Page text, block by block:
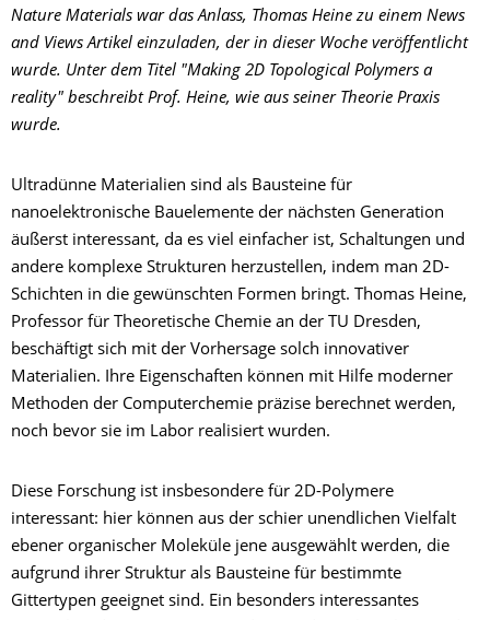
Nature Materials war das Anlass, Thomas Heine zu einem News
and Views Artikel einzuladen, der in dieser Woche veröffentlicht
wurde. Unter dem Titel "Making 2D Topological Polymers a
reality" beschreibt Prof. Heine, wie aus seiner Theorie Praxis
wurde.
Ultradünne Materialien sind als Bausteine für
nanoelektronische Bauelemente der nächsten Generation
äußerst interessant, da es viel einfacher ist, Schaltungen und
andere komplexe Strukturen herzustellen, indem man 2D-
Schichten in die gewünschten Formen bringt. Thomas Heine,
Professor für Theoretische Chemie an der TU Dresden,
beschäftigt sich mit der Vorhersage solch innovativer
Materialien. Ihre Eigenschaften können mit Hilfe moderner
Methoden der Computerchemie präzise berechnet werden,
noch bevor sie im Labor realisiert wurden.
Diese Forschung ist insbesondere für 2D-Polymere
interessant: hier können aus der schier unendlichen Vielfalt
ebener organischer Moleküle jene ausgewählt werden, die
aufgrund ihrer Struktur als Bausteine für bestimmte
Gittertypen geeignet sind. Ein besonders interessantes